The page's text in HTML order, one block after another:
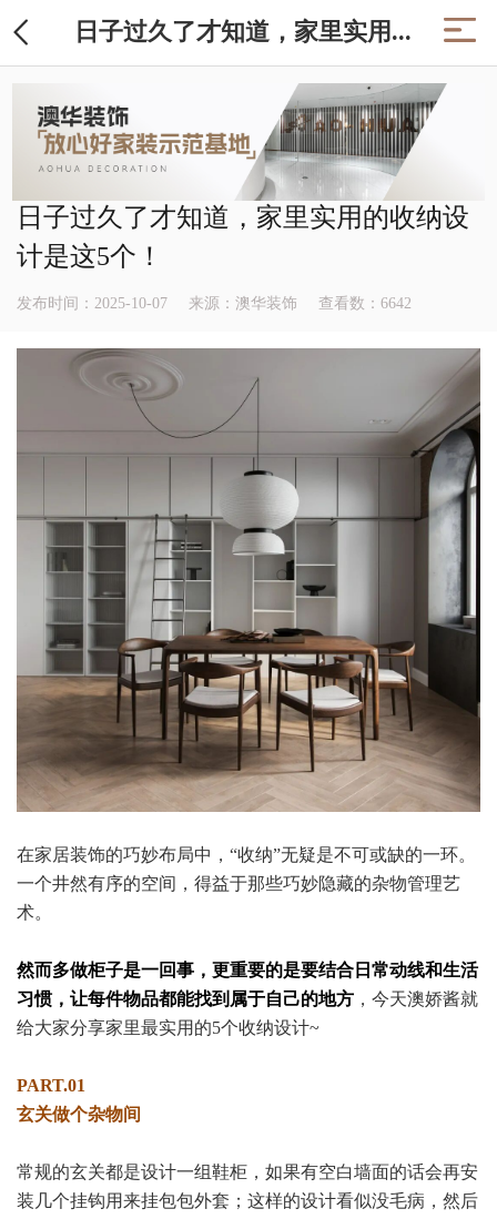
日子过久了才知道，家里实用...
日子过久了才知道，家里实用的收纳设
计是这5个！
发布时间：2025-10-07 来源：澳华装饰 查看数： 6642
在家居装饰的巧妙布局中，“收纳”无疑是不可或缺的一环。
一个井然有序的空间，得益于那些巧妙隐藏的杂物管理艺
术。
然而多做柜子是一回事，更重要的是要结合日常动线和生活
习惯，让每件物品都能找到属于自己的地方，今天澳娇酱就
给大家分享家里最实用的5个收纳设计~
PART.01
玄关做个杂物间
常规的玄关都是设计一组鞋柜，如果有空白墙面的话会再安
装几个挂钩用来挂包包外套；这样的设计看似没毛病，然后